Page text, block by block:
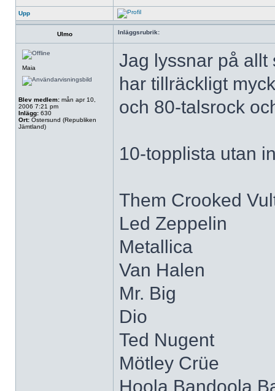
Upp
Ulmo Inläggsrubrik:
Maia
Blev medlem: mån apr 10,
2006 7:21 pm
Inlägg: 630
Ort: Östersund (Republiken
Jämtland)
Jag lyssnar på allt
har tillräckligt
och 80-talsrock
10-topplista utan
Them Crooked
Led Zeppelin
Metallica
Van Halen
Mr. Big
Dio
Ted Nugent
Mötley Crüe
Hoola Bandoola